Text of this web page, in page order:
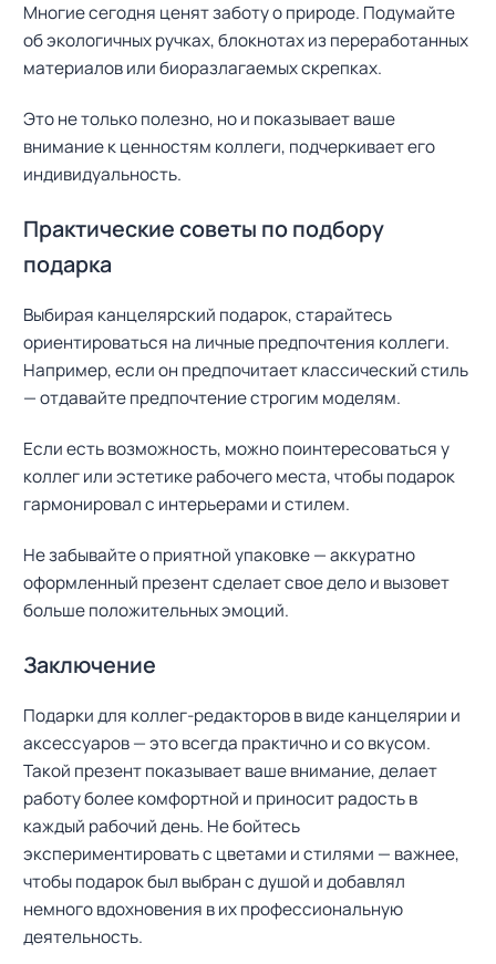
Многие сегодня ценят заботу о природе. Подумайте
об экологичных ручках, блокнотах из переработанных
материалов или биоразлагаемых скрепках.
Это не только полезно, но и показывает ваше
внимание к ценностям коллеги, подчеркивает его
индивидуальность.
Практические советы по подбору
подарка
Выбирая канцелярский подарок, старайтесь
ориентироваться на личные предпочтения коллеги.
Например, если он предпочитает классический стиль
— отдавайте предпочтение строгим моделям.
Если есть возможность, можно поинтересоваться у
коллег или эстетике рабочего места, чтобы подарок
гармонировал с интерьерами и стилем.
Не забывайте о приятной упаковке — аккуратно
оформленный презент сделает свое дело и вызовет
больше положительных эмоций.
Заключение
Подарки для коллег-редакторов в виде канцелярии и
аксессуаров — это всегда практично и со вкусом.
Такой презент показывает ваше внимание, делает
работу более комфортной и приносит радость в
каждый рабочий день. Не бойтесь
экспериментировать с цветами и стилями — важнее,
чтобы подарок был выбран с душой и добавлял
немного вдохновения в их профессиональную
деятельность.
Н
а
й
: